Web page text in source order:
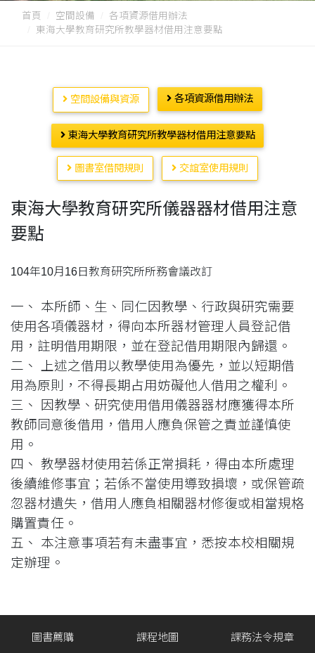
首頁 空間設備
各項資源借用辦法
東海大學教育研究所教學器材借用注意要點
空間設備與資源 各項資源借用辦法
東海大學教育研究所教學器材借用注意要點
圖書室借閱規則 交誼室使用規則
東海大學教育研究所儀器器材借用注意
要點
104年10月16日教育研究所所務會議改訂
一、 本所師、生、同仁因教學、行政與研究需要
使用各項儀器材，得向本所器材管理人員登記借
用，註明借用期限，並在登記借用期限內歸還。
二、 上述之借用以教學使用為優先，並以短期借
用為原則，不得長期占用妨礙他人借用之權利。
三、 因教學、研究使用借用儀器器材應獲得本所
教師同意後借用，借用人應負保管之責並謹慎使
用。
四、 教學器材使用若係正常損耗，得由本所處理
後續維修事宜；若係不當使用導致損壞，或保管疏
忽器材遺失，借用人應負相關器材修復或相當規格
購置責任。
五、 本注意事項若有未盡事宜，悉按本校相關規
定辦理。
圖書薦購 課程地圖 課務法令規章